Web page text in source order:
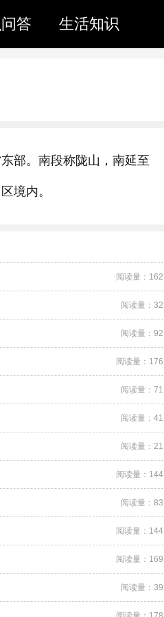
答 生活知识
部。南段称陇山，南延至
境内。
阅读量：162
阅读量：32
阅读量：92
阅读量：176
阅读量：71
阅读量：41
阅读量：21
阅读量：144
阅读量：83
阅读量：144
阅读量：169
阅读量：39